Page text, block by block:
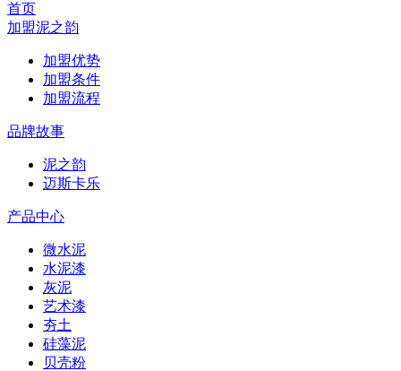
首页
加盟泥之韵
加盟优势
加盟条件
加盟流程
品牌故事
泥之韵
迈斯卡乐
产品中心
微水泥
水泥漆
灰泥
艺术漆
夯土
硅藻泥
贝壳粉